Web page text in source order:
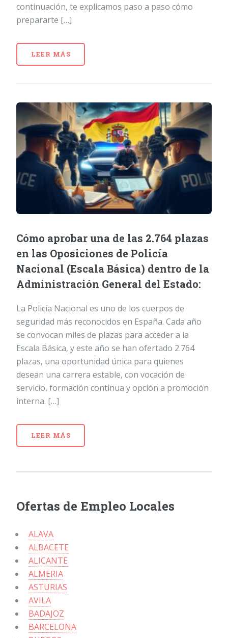
continuación, te explicamos paso a paso cómo
prepararte […]
LEER MÁS
Cómo aprobar una de las 2.764 plazas
en las Oposiciones de Policía
Nacional (Escala Básica) dentro de la
Administración General del Estado:
La Policía Nacional es uno de los cuerpos de
seguridad más reconocidos en España. Cada año
se convocan miles de plazas para acceder a la
Escala Básica, y este año se han ofertado 2.764
plazas, una oportunidad única para quienes
desean una carrera estable, con vocación de
servicio, formación continua y opción a promoción
interna. […]
LEER MÁS
Ofertas de Empleo Locales
ALAVA
ALBACETE
ALICANTE
ALMERIA
ASTURIAS
AVILA
BADAJOZ
BARCELONA